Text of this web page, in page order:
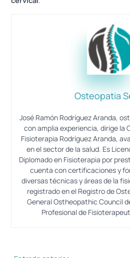
Osteopatia
José Ramón Rodríguez Aranda,
con amplia experiencia, dirige la
Fisioterapia Rodríguez Aranda,
en el sector de la salud. Es
Diplomado en Fisioterapia por
cuenta con certificaciones y
diversas técnicas y áreas de la
registrado en el Registro de
General Ostheopathic Council
Profesional de